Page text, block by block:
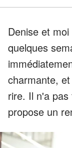
Denise et
quelques
charmante,
rire. Il n'a
propose un